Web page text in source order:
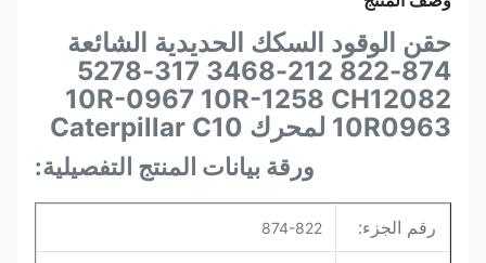
حقن الوقود السكك الحديدية الشائعة
874-822 212-3468 317-5278
10R-0967 10R-1258 CH12082
10R0963 لمحرك Caterpillar C10
ورقة بيانات المنتج التفصيلية:
رقم الجزء: 874-822